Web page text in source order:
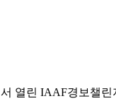
열린 IAAF경보챌